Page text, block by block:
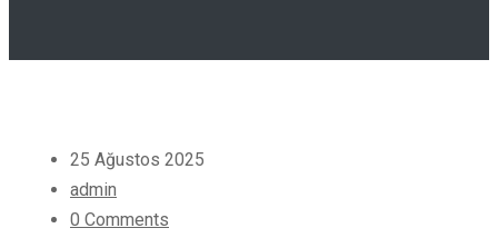
25 Ağustos 2025
admin
0 Comments